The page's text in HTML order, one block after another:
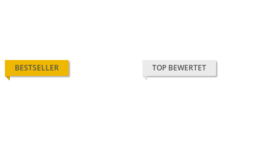
BESTSELLER TOP BEWERTET